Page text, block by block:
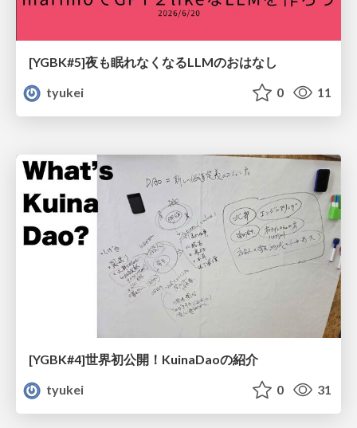
[YGBK#5]夜も眠れなくなるLLMのおはなし
tyukei
0 11
[YGBK#4]世界初公開！KuinaDaoの紹介
tyukei
0 31